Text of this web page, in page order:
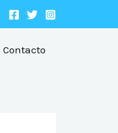
Contacto